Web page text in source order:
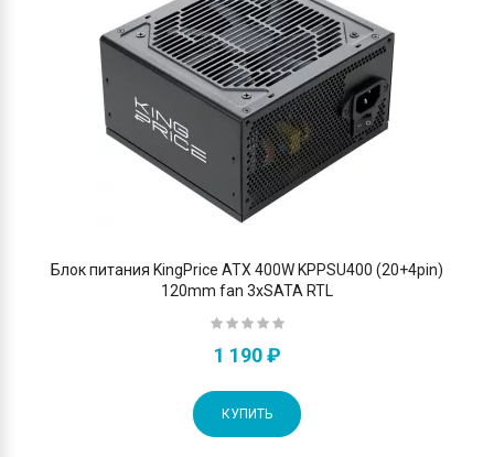
Блок питания KingPrice ATX 400W KPPSU400 (20+4pin)
120mm fan 3xSATA RTL
1 190 ₽
КУПИТЬ